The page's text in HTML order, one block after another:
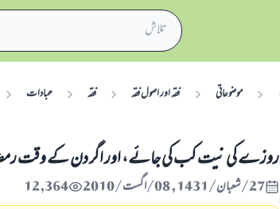
موضوعاتی فقہ اور اصول فقہ فقہ عبادات
روزے كى نيت كب كى جائے، اور اگر دن كے وقت
27/شعبان/1431 , 08/اگست/2010 12,364